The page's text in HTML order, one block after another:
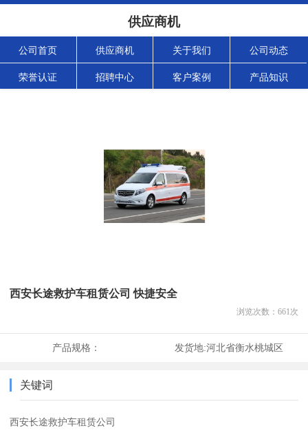
供应商机
公司首页 供应商机 关于我们 公司动态
荣誉认证 招聘中心 客户案例 产品知识
西安长途救护车租赁公司 快捷安全
浏览次数： 661次
产品规格： 发货地:河北省衡水桃城区
关键词
西安长途救护车租赁公司